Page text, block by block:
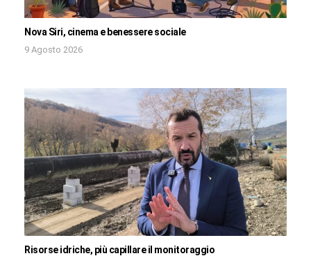
Nova Siri, cinema e benessere sociale
9 Agosto 2026
Risorse idriche, più capillare il monitoraggio